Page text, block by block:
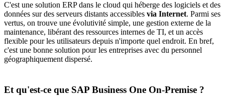
C'est une solution ERP dans le cloud qui héberge des logiciels et des
données sur des serveurs distants accessibles via Internet. Parmi ses
vertus, on trouve une évolutivité simple, une gestion externe de la
maintenance, libérant des ressources internes de TI, et un accès
flexible pour les utilisateurs depuis n'importe quel endroit. En bref,
c'est une bonne solution pour les entreprises avec du personnel
géographiquement dispersé.
Et qu'est-ce que SAP Business One On-Premise ?